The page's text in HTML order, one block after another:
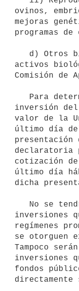
ovinos,
mejoras
programas
activos
Comisión de
inversión
valor de la
último día
declaratoria
cotización
último día
dicha
inversiones
regímenes
se otorguen
Tampoco
inversiones
fondos
directamente